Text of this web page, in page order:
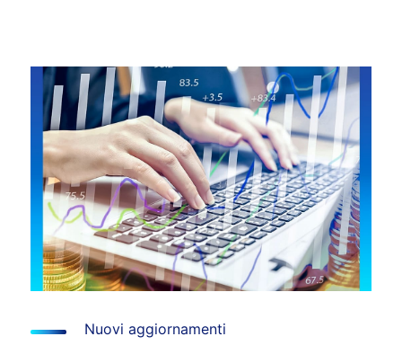
Nuovi aggiornamenti